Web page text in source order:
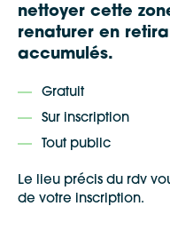
nettoyer cette
renaturer en
accumulés.
Gratuit
Sur inscription
Tout public
Le lieu précis du rdv
de votre inscription.